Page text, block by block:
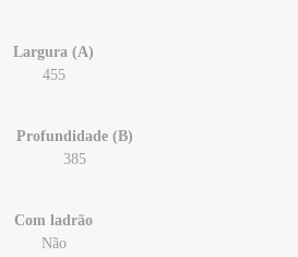
Largura (A)
455
Profundidade (B)
385
Com ladrão
Não